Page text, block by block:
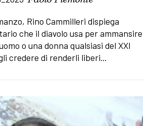
Rino Cammilleri dispiega
che il diavolo usa per ammansire
o una donna qualsiasi del XXI
credere di renderli liberi...